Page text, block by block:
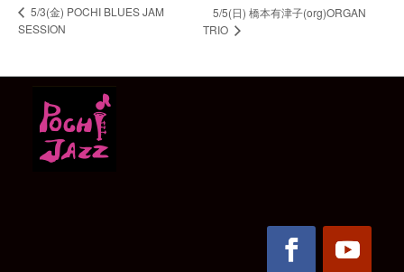
5/3(金) POCHI BLUES JAM
SESSION
5/5(日) 橋本有津子(org)ORGAN
TRIO